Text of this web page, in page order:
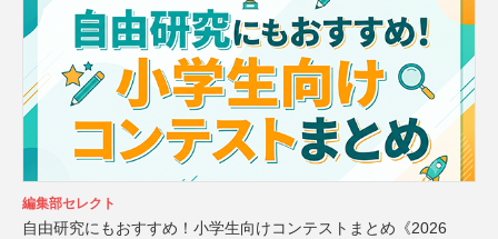
編集部セレクト
自由研究にもおすすめ！小学生向けコンテストまとめ《2026